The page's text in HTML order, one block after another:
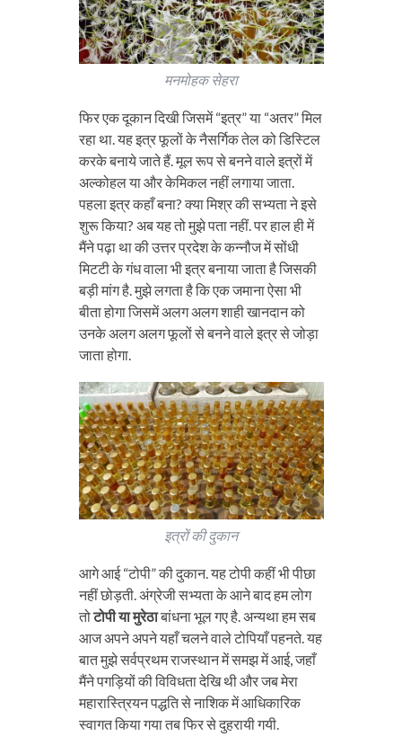
मनमोहक सेहरा
फिर एक दूकान दिखी जिसमें “इत्र” या “अतर” मिल
रहा था. यह इत्र फूलों के नैसर्गिक तेल को डिस्टिल
करके बनाये जाते हैं. मूल रूप से बनने वाले इत्रों में
अल्कोहल या और केमिकल नहीं लगाया जाता.
पहला इत्र कहाँ बना? क्या मिश्र की सभ्यता ने इसे
शुरू किया? अब यह तो मुझे पता नहीं. पर हाल ही में
मैंने पढ़ा था की उत्तर प्रदेश के कन्नौज में सोंधी
मिटटी के गंध वाला भी इत्र बनाया जाता है जिसकी
बड़ी मांग है. मुझे लगता है कि एक जमाना ऐसा भी
बीता होगा जिसमें अलग अलग शाही खानदान को
उनके अलग अलग फूलों से बनने वाले इत्र से जोड़ा
जाता होगा.
इत्रों की दुकान
आगे आई “टोपी” की दुकान. यह टोपी कहीं भी पीछा
नहीं छोड़ती. अंग्रेजी सभ्यता के आने बाद हम लोग
तोटोपी या मुरेठाबांधना भूल गए है. अन्यथा हम सब
आज अपने अपने यहाँ चलने वाले टोपियाँ पहनते. यह
बात मुझे सर्वप्रथम राजस्थान में समझ में आई, जहाँ
मैंने पगड़ियों की विविधता देखि थी और जब मेरा
महारास्त्रियन पद्धति से नाशिक में आधिकारिक
स्वागत किया गया तब फिर से दुहरायी गयी.